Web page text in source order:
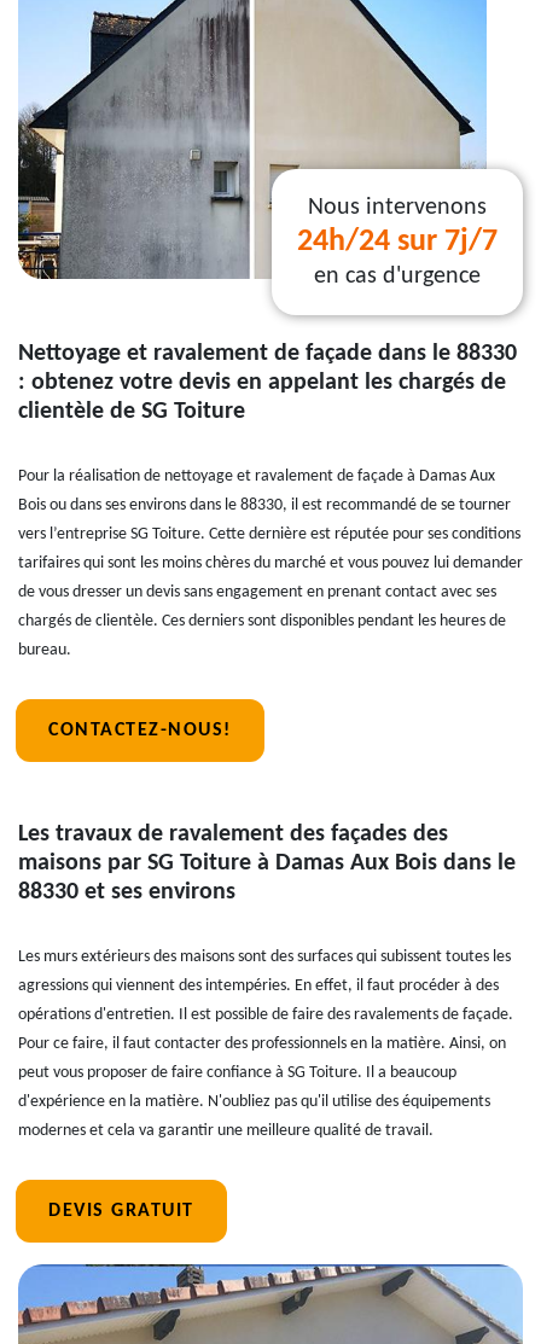
Nous intervenons
24h/24 sur 7j/7
en cas d'urgence
Nettoyage et ravalement de façade dans le 88330
: obtenez votre devis en appelant les chargés de
clientèle de SG Toiture
Pour la réalisation de nettoyage et ravalement de façade à Damas Aux
Bois ou dans ses environs dans le 88330, il est recommandé de se tourner
vers l’entreprise SG Toiture. Cette dernière est réputée pour ses conditions
tarifaires qui sont les moins chères du marché et vous pouvez lui demander
de vous dresser un devis sans engagement en prenant contact avec ses
chargés de clientèle. Ces derniers sont disponibles pendant les heures de
bureau.
CONTACTEZ-NOUS!
Les travaux de ravalement des façades des
maisons par SG Toiture à Damas Aux Bois dans le
88330 et ses environs
Les murs extérieurs des maisons sont des surfaces qui subissent toutes les
agressions qui viennent des intempéries. En effet, il faut procéder à des
opérations d'entretien. Il est possible de faire des ravalements de façade.
Pour ce faire, il faut contacter des professionnels en la matière. Ainsi, on
peut vous proposer de faire confiance à SG Toiture. Il a beaucoup
d'expérience en la matière. N'oubliez pas qu'il utilise des équipements
modernes et cela va garantir une meilleure qualité de travail.
DEVIS GRATUIT